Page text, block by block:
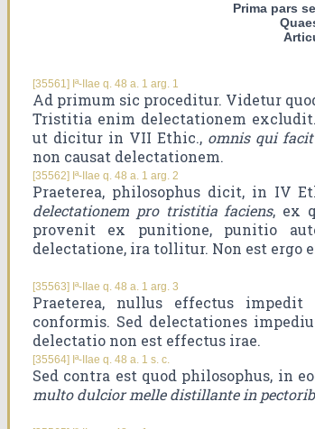
Prima pars
[35561] Iª-IIae q. 48 a. 1 arg. 1
Ad primum sic proceditur. Videtur
Tristitia enim delectationem
ut dicitur in VII Ethic., omnis qui
non causat delectationem.
[35562] Iª-IIae q. 48 a. 1 arg. 2
Praeterea, philosophus dicit, in IV
delectationem pro tristitia faciens, ex
provenit ex punitione, punitio
delectatione, ira tollitur. Non est ergo
[35563] Iª-IIae q. 48 a. 1 arg. 3
Praeterea, nullus effectus impedit
conformis. Sed delectationes
delectatio non est effectus irae.
[35564] Iª-IIae q. 48 a. 1 s. c.
Sed contra est quod philosophus, in
multo dulcior melle distillante in